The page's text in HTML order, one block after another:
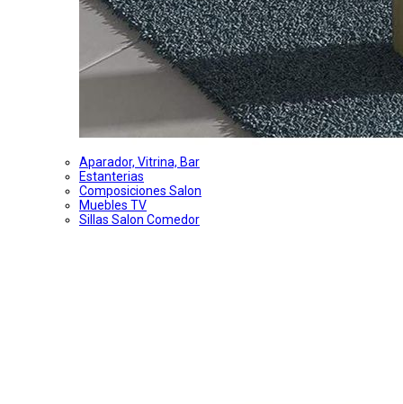
Aparador, Vitrina, Bar
Estanterias
Composiciones Salon
Muebles TV
Sillas Salon Comedor